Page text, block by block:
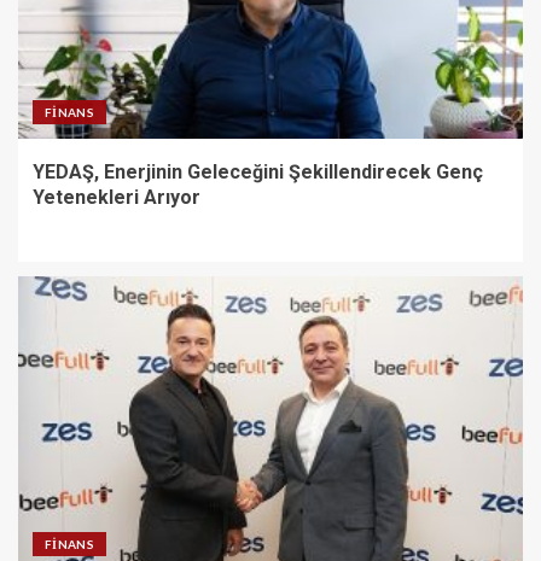
FINANS
YEDAŞ, Enerjinin Geleceğini Şekillendirecek Genç
Yetenekleri Arıyor
FINANS